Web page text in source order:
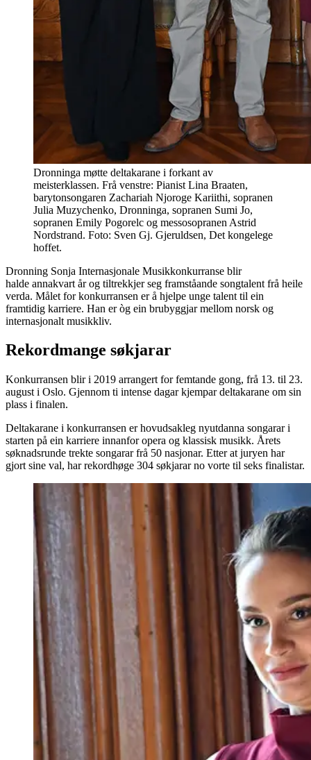
Dronninga møtte deltakarane i forkant av
meisterklassen. Frå venstre: Pianist Lina Braaten,
barytonsongaren Zachariah Njoroge Kariithi, sopranen
Julia Muzychenko, Dronninga, sopranen Sumi Jo,
sopranen Emily Pogorelc og messosopranen Astrid
Nordstrand. Foto: Sven Gj. Gjeruldsen, Det kongelege
hoffet.
Dronning Sonja Internasjonale Musikkonkurranse blir
halde annakvart år og tiltrekkjer seg framståande songtalent frå heile
verda. Målet for konkurransen er å hjelpe unge talent til ein
framtidig karriere. Han er òg ein brubyggjar mellom norsk og
internasjonalt musikkliv.
Rekordmange søkjarar
Konkurransen blir i 2019 arrangert for femtande gong, frå 13. til 23.
august i Oslo. Gjennom ti intense dagar kjempar deltakarane om sin
plass i finalen.
Deltakarane i konkurransen er hovudsakleg nyutdanna songarar i
starten på ein karriere innanfor opera og klassisk musikk. Årets
søknadsrunde trekte songarar frå 50 nasjonar. Etter at juryen har
gjort sine val, har rekordhøge 304 søkjarar no vorte til seks finalistar.